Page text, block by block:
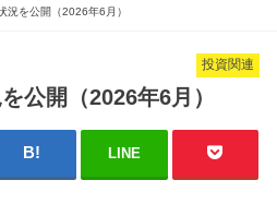
況を公開（2026年6月）
投資関連
公開（2026年6月）
LINE